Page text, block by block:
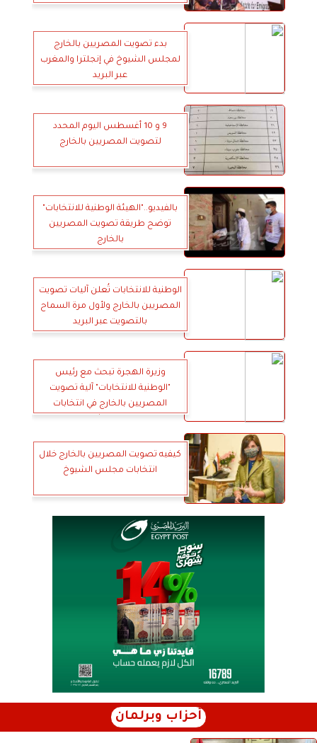
بدء تصويت المصريين بالخارج
لمجلس الشيوخ في إنجلترا والمغرب
عبر البريد
9 و 10 أغسطس اليوم المحدد
لتصويت المصريين بالخارج
بالفيديو.."الهيئة الوطنية للانتخابات"
توضح طريقة تصويت المصريين
بالخارج
الوطنية للانتخابات تُعلن آليات تصويت
المصريين بالخارج ولأول مرة السماح
بالتصويت عبر البريد
وزيرة الهجرة تبحث مع رئيس
"الوطنية للانتخابات" آلية تصويت
المصريين بالخارج في انتخابات
كيفيه تصويت المصريين بالخارج خلال
انتخابات مجلس الشيوخ
أحزاب وبرلمان